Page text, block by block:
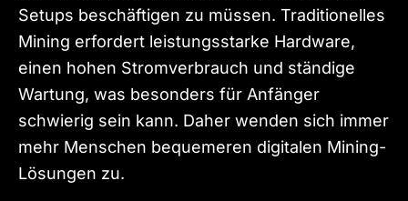
Setups beschäftigen zu müssen. Traditionelles
Mining erfordert leistungsstarke Hardware,
einen hohen Stromverbrauch und ständige
Wartung, was besonders für Anfänger
schwierig sein kann. Daher wenden sich immer
mehr Menschen bequemeren digitalen Mining-
Lösungen zu.